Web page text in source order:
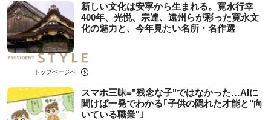
新しい文化は安寧から生まれる。寛永行幸
400年、光悦、宗達、遠州らが彩った寛永文
化の魅力と、今年見たい名所・名作選
トップページへ
スマホ三昧="残念な子"ではなかった…AIに
聞けば一発でわかる｢子供の隠れた才能と"向
いている職業"｣